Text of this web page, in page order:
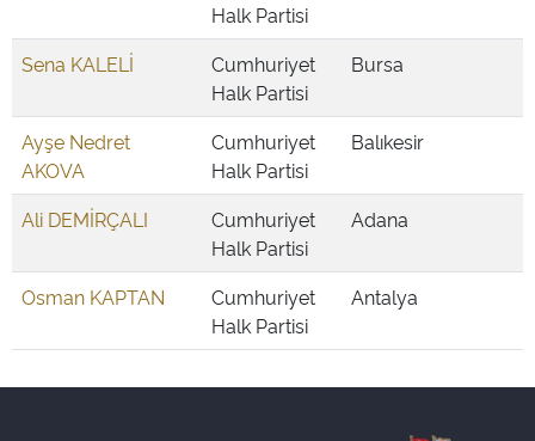
Halk Partisi
Sena KALELİ
Cumhuriyet
Halk Partisi
Bursa
Ayşe Nedret
AKOVA
Cumhuriyet
Halk Partisi
Balıkesir
Ali DEMİRÇALI
Cumhuriyet
Halk Partisi
Adana
Osman KAPTAN
Cumhuriyet
Halk Partisi
Antalya